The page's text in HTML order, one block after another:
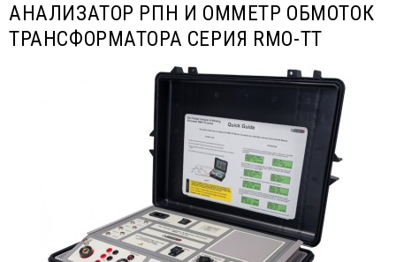
АНАЛИЗАТОР РПН И ОММЕТР ОБМОТОК
ТРАНСФОРМАТОРА СЕРИЯ RMO-TT